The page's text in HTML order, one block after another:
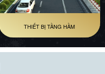
THIẾT BỊ TẦNG HẦM